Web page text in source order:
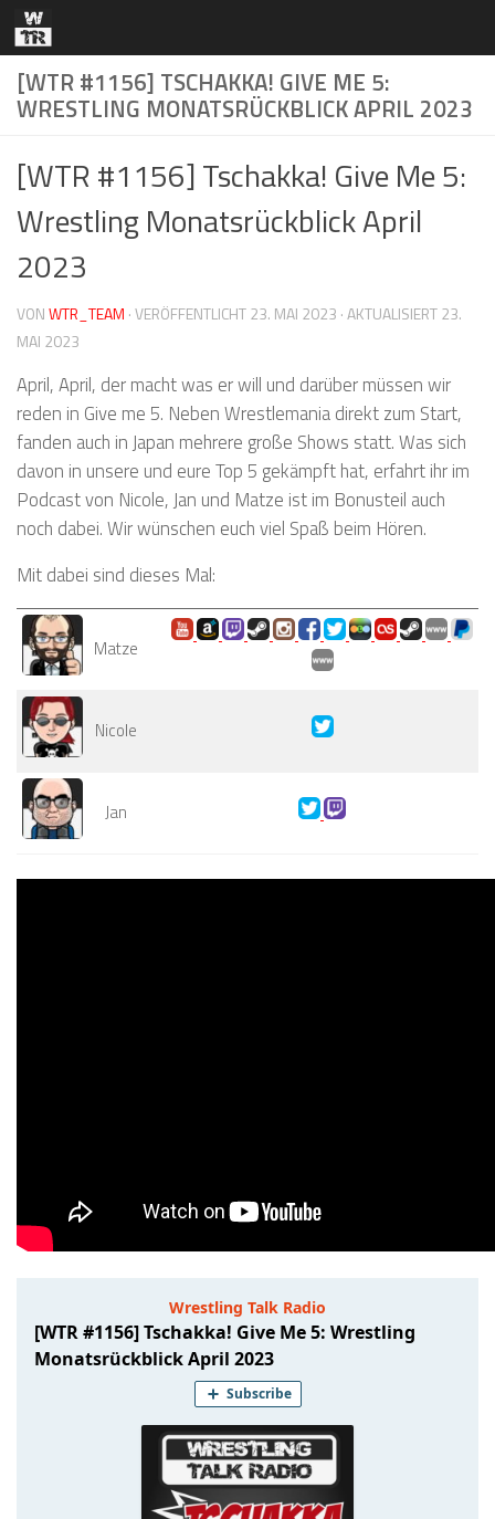
Zum Inhalt springen
[WTR #1156] TSCHAKKA! GIVE ME 5:
WRESTLING MONATSRÜCKBLICK APRIL 2023
[WTR #1156] Tschakka! Give Me 5:
Wrestling Monatsrückblick April
2023
VONWTR_TEAM · VERÖFFENTLICHT23. MAI 2023 · AKTUALISIERT23.
MAI 2023
April, April, der macht was er will und darüber müssen wir
reden in Give me 5. Neben Wrestlemania direkt zum Start,
fanden auch in Japan mehrere große Shows statt. Was sich
davon in unsere und eure Top 5 gekämpft hat, erfahrt ihr im
Podcast von Nicole, Jan und Matze ist im Bonusteil auch
noch dabei. Wir wünschen euch viel Spaß beim Hören.
Mit dabei sind dieses Mal:
Matze
Nicole
Jan